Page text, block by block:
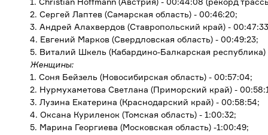
2. Сергей Лаптев (Самарская область) - 00:46:20;
3. Андрей Алахвердов (Ставропольский край) -
4. Евгений Марков (Свердловская область) - 00:49:23;
5. Виталий Шкель (Кабардино-Балкарская республика)
Женщины:
1. Соня Бейзель (Новосибирская область) - 00:57:04;
2. Нурмухаметова Светлана (Приморский край) -
3. Лузина Екатерина (Краснодарский край) - 00:58:54;
4. Оксана Куриленок (Томская область) - 1:00:32;
5. Марина Георгиева (Московская область) -1:00:49;